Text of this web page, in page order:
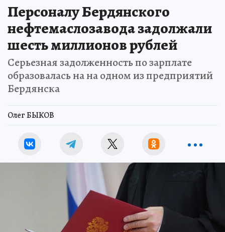
Персоналу Бердянского
нефтемаслозавода задолжали
шесть миллионов рублей
Серьезная задолженность по зарплате
образовалась на на одном из предприятий
Бердянска
Олег БЫКОВ